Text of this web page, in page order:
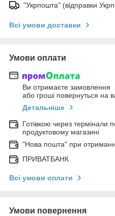
"Укрпошта" (відправки
Всі умови доставки
Умови оплати
Ви отримаєте замовлення
або гроші повернуться на
Детальніше
Готівкою через
продуктовому магазині
"Нова пошта" при
ПРИВАТБАНК
Всі умови оплати
Умови повернення